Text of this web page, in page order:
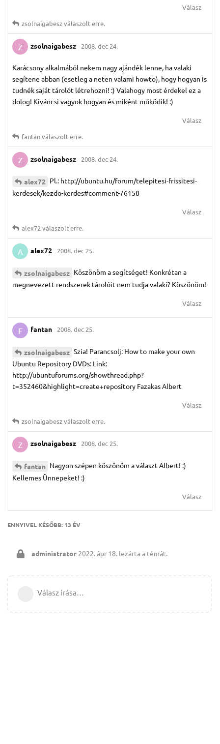
Válasz
zsolnaigabeszválaszolt erre.
Z zsolnaigabesz 2008. dec 24.
Karácsony alkalmából nekem nagy ajándék lenne, ha valaki
segítene abban (esetleg a neten valami howto), hogy hogyan is
tudnék saját tárolót létrehozni! :) Valahogy most érdekel ez a
dolog! Kíváncsi vagyok hogyan és miként működik! :)
Válasz
fantanválaszolt erre.
Z zsolnaigabesz 2008. dec 24.
alex72 Pl.: http://ubuntu.hu/forum/telepitesi-frissitesi-
kerdesek/kezdo-kerdes#comment-76158
Válasz
alex72 válaszolt erre.
A alex72 2008. dec 25.
zsolnaigabesz Köszönöm a segítséget! Konkrétan a
megnevezett rendszerek tárolóit nem tudja valaki? Köszönöm!
Válasz
F fantan 2008. dec 25.
zsolnaigabesz Szia! Parancsolj: How to make your own
Ubuntu Repository DVDs: Link:
http://ubuntuforums.org/showthread.php?
t=352460&highlight=create+repository Fazakas Albert
Válasz
zsolnaigabeszválaszolt erre.
Z zsolnaigabesz 2008. dec 25.
fantan Nagyon szépen köszönöm a választ Albert! :)
Kellemes Ünnepeket! :)
Válasz
ENNYIVEL KÉSŐBB: 13 ÉV
administrator 2022. ápr 18. lezárta a témát.
Válasz írása…